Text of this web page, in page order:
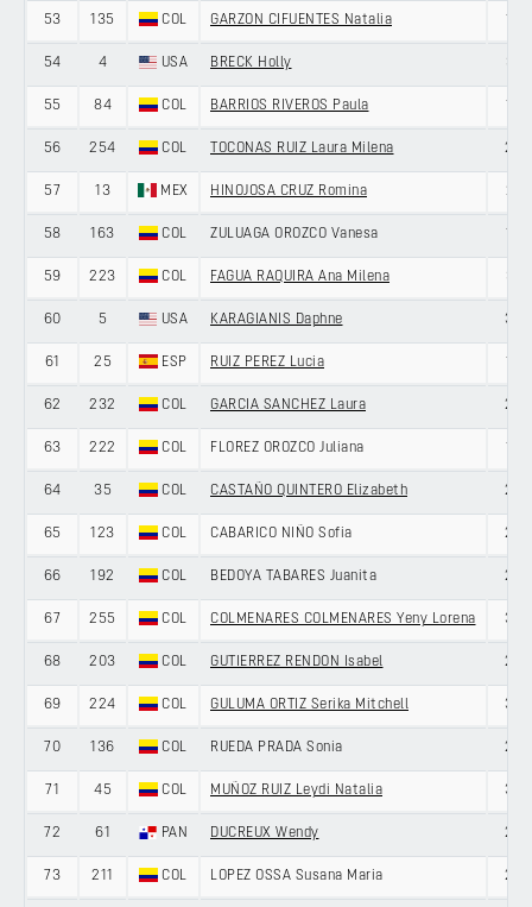
53 135 COL GARZON CIFUENTES Natalia 18
54 4 USA BRECK Holly 31
55 84 COL BARRIOS RIVEROS Paula 19
56 254 COL TOCONAS RUIZ Laura Milena 22
57 13 MEX HINOJOSA CRUZ Romina 21
58 163 COL ZULUAGA OROZCO Vanesa 19
59 223 COL FAGUA RAQUIRA Ana Milena 31
60 5 USA KARAGIANIS Daphne 38
61 25 ESP RUIZ PEREZ Lucia 19
62 232 COL GARCIA SANCHEZ Laura 20
63 222 COL FLOREZ OROZCO Juliana 18
64 35 COL CASTAÑO QUINTERO Elizabeth 22
65 123 COL CABARICO NIÑO Sofia 20
66 192 COL BEDOYA TABARES Juanita 22
67 255 COL COLMENARES COLMENARES Yeny Lorena 32
68 203 COL GUTIERREZ RENDON Isabel 22
69 224 COL GULUMA ORTIZ Serika Mitchell 33
70 136 COL RUEDA PRADA Sonia 27
71 45 COL MUÑOZ RUIZ Leydi Natalia 38
72 61 PAN DUCREUX Wendy 28
73 211 COL LOPEZ OSSA Susana Maria 22